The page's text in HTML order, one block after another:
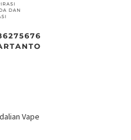
Vape